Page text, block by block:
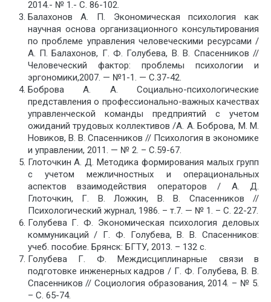
2014.- № 1.- С. 86-102.
Балахонов А. П. Экономическая психология как
научная основа организационного консультирования
по проблеме управления человеческими ресурсами /
А. П. Балахонов, Г. Ф. Голубева, В. В. Спасенников //
Человеческий фактор: проблемы психологии и
эргономики,2007. — №1-1. — С.37-42.
Боброва А. А. Социально-психологические
представления о профессионально-важных качествах
управленческой команды предприятий с учетом
ожиданий трудовых коллективов /А. А. Боброва, М. М.
Новиков, В. В. Спасенников // Психология в экономике
и управлении, 2011. — № 2. – С.59-67.
Глоточкин А. Д. Методика формирования малых групп
с учетом межличностных и операциональных
аспектов взаимодействия операторов / А. Д.
Глоточкин, Г. В. Ложкин, В. В. Спасенников //
Психологический журнал, 1986. – т.7. — № 1. – С. 22-27.
Голубева Г. Ф. Экономическая психология деловых
коммуникаций / Г. Ф. Голубева, В. В. Спасенников:
учеб. пособие. Брянск: БГТУ, 2013. – 132 с.
Голубева Г. Ф. Междисциплинарные связи в
подготовке инженерных кадров / Г. Ф. Голубева, В. В.
Спасенников // Социология образования, 2014. – № 5.
– С. 65-74.